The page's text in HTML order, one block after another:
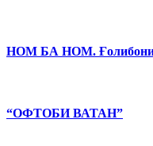
НОМ БА НОМ. Ғолибони
“ОФТОБИ ВАТАН”